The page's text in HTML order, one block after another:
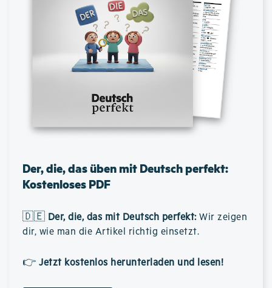
Der, die, das üben mit Deutsch perfekt:
Kostenloses PDF
🇩🇪 Der, die, das mit Deutsch perfekt: Wir zeigen
dir, wie man die Artikel richtig einsetzt.
👉 Jetzt kostenlos herunterladen und lesen!